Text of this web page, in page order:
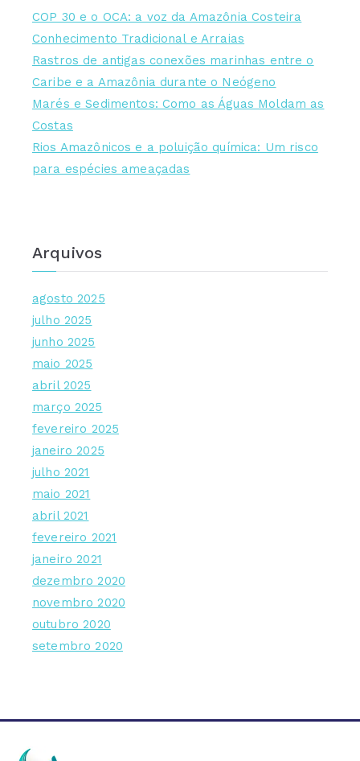
r
i
a
s
COP 30 e o OCA: a voz da Amazônia Costeira
Conhecimento Tradicional e Arraias
Rastros de antigas conexões marinhas entre o
Caribe e a Amazônia durante o Neógeno
Marés e Sedimentos: Como as Águas Moldam as
Costas
Rios Amazônicos e a poluição química: Um risco
para espécies ameaçadas
Arquivos
agosto 2025
julho 2025
junho 2025
maio 2025
abril 2025
março 2025
fevereiro 2025
janeiro 2025
julho 2021
maio 2021
abril 2021
fevereiro 2021
janeiro 2021
dezembro 2020
novembro 2020
outubro 2020
setembro 2020